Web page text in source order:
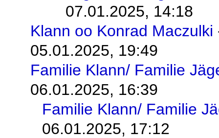
07.01.2025, 14:18
Klann oo Konrad Maczulki
05.01.2025, 19:49
Familie Klann/ Familie
06.01.2025, 16:39
Familie Klann/ Familie
06.01.2025, 17:12